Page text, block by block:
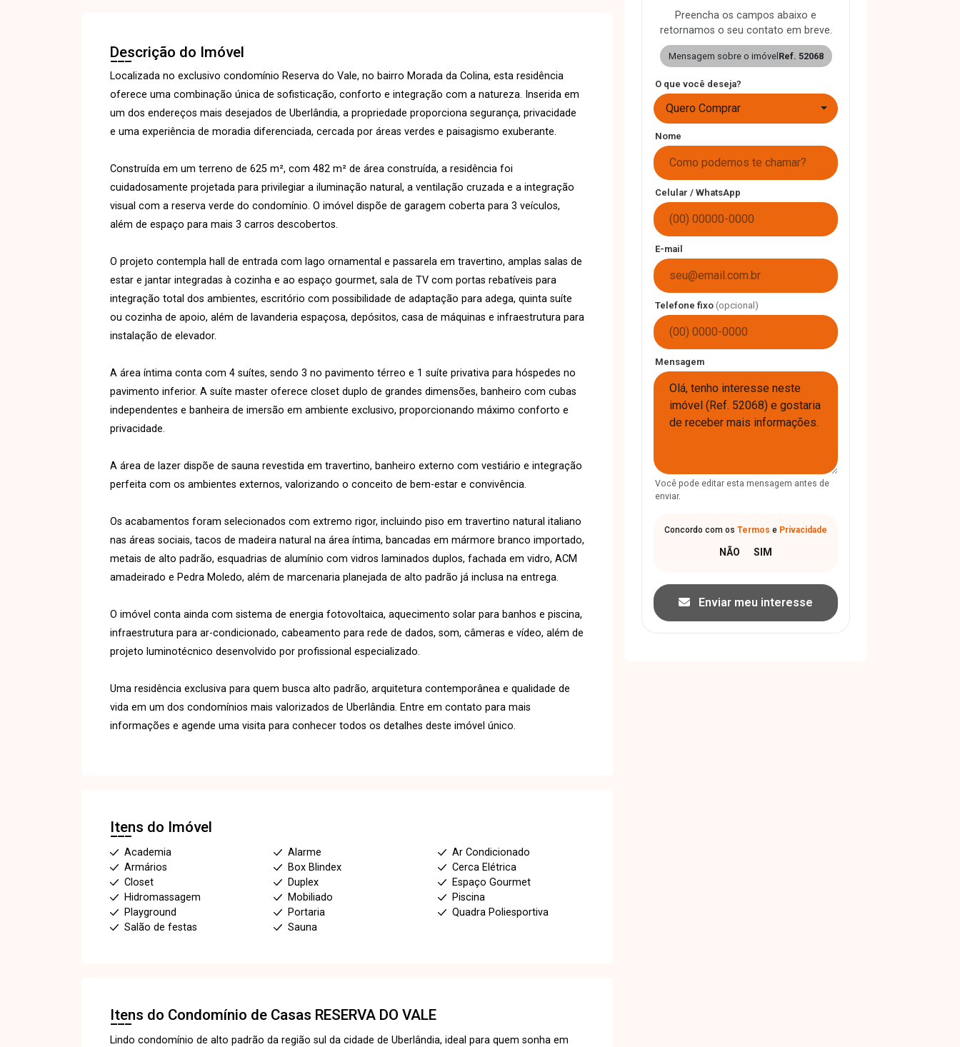
Descrição do Imóvel
Localizada no exclusivo condomínio Reserva do Vale, no bairro Morada da Colina, esta residência
oferece uma combinação única de sofisticação, conforto e integração com a natureza. Inserida em
um dos endereços mais desejados de Uberlândia, a propriedade proporciona segurança, privacidade
e uma experiência de moradia diferenciada, cercada por áreas verdes e paisagismo exuberante.
Construída em um terreno de 625 m², com 482 m² de área construída, a residência foi
cuidadosamente projetada para privilegiar a iluminação natural, a ventilação cruzada e a integração
visual com a reserva verde do condomínio. O imóvel dispõe de garagem coberta para 3 veículos,
além de espaço para mais 3 carros descobertos.
O projeto contempla hall de entrada com lago ornamental e passarela em travertino, amplas salas de
estar e jantar integradas à cozinha e ao espaço gourmet, sala de TV com portas rebatíveis para
integração total dos ambientes, escritório com possibilidade de adaptação para adega, quinta suíte
ou cozinha de apoio, além de lavanderia espaçosa, depósitos, casa de máquinas e infraestrutura para
instalação de elevador.
A área íntima conta com 4 suítes, sendo 3 no pavimento térreo e 1 suíte privativa para hóspedes no
pavimento inferior. A suíte master oferece closet duplo de grandes dimensões, banheiro com cubas
independentes e banheira de imersão em ambiente exclusivo, proporcionando máximo conforto e
privacidade.
A área de lazer dispõe de sauna revestida em travertino, banheiro externo com vestiário e integração
perfeita com os ambientes externos, valorizando o conceito de bem-estar e convivência.
Os acabamentos foram selecionados com extremo rigor, incluindo piso em travertino natural italiano
nas áreas sociais, tacos de madeira natural na área íntima, bancadas em mármore branco importado,
metais de alto padrão, esquadrias de alumínio com vidros laminados duplos, fachada em vidro, ACM
amadeirado e Pedra Moledo, além de marcenaria planejada de alto padrão já inclusa na entrega.
O imóvel conta ainda com sistema de energia fotovoltaica, aquecimento solar para banhos e piscina,
infraestrutura para ar-condicionado, cabeamento para rede de dados, som, câmeras e vídeo, além de
projeto luminotécnico desenvolvido por profissional especializado.
Uma residência exclusiva para quem busca alto padrão, arquitetura contemporânea e qualidade de
vida em um dos condomínios mais valorizados de Uberlândia. Entre em contato para mais
informações e agende uma visita para conhecer todos os detalhes deste imóvel único.
Itens do Imóvel
Academia Alarme
Ar Condicionado
Armários
Box Blindex
Cerca Elétrica
Closet
Duplex
Espaço Gourmet
Hidromassagem
Mobiliado
Piscina
Playground
Portaria
Quadra Poliesportiva
Salão de festas
Sauna
Itens do Condomínio de Casas RESERVA DO VALE
Lindo condomínio de alto padrão da região sul da cidade de Uberlândia, ideal para quem sonha em
Preencha os campos abaixo e
retornamos o seu contato em breve.
Mensagem sobre o imóvel Ref. 52068
O que você deseja?
Quero Comprar
Nome
Celular / WhatsApp
E-mail
Telefone fixo (opcional)
Mensagem
Você pode editar esta mensagem antes de
enviar.
Concordo com os Termos e Privacidade
Enviar meu interesse